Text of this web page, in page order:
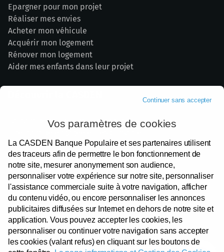
Epargner pour mon projet
Réaliser mes envies
Acheter mon véhicule
Acquérir mon logement
Rénover mon logement
Aider mes enfants dans leur projet
La banque de la Fonction publique
Nos partenaires institutionnels
Devenir Sociétaire
Votre satisfaction
Espace presse
Recrutement
Continuer sans accepter
Vos paramètres de cookies
La CASDEN Banque Populaire et ses partenaires utilisent
des traceurs afin de permettre le bon fonctionnement de
notre site, mesurer anonymement son audience,
personnaliser votre expérience sur notre site, personnaliser
l'assistance commerciale suite à votre navigation, afficher
du contenu vidéo, ou encore personnaliser les annonces
publicitaires diffusées sur Internet en dehors de notre site et
application. Vous pouvez accepter les cookies, les
personnaliser ou continuer votre navigation sans accepter
les cookies (valant refus) en cliquant sur les boutons de